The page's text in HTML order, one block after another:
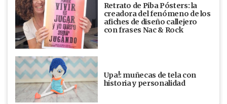
Retrato de Piba Pósters: la
creadora del fenómeno de los
afiches de diseño callejero
con frases Nac & Rock
Upa!: muñecas de tela con
historia y personalidad